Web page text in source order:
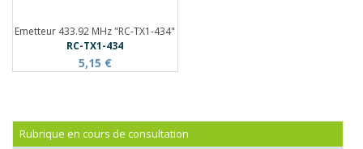
Emetteur 433.92 MHz "RC-TX1-434"
RC-TX1-434
5,15 €
Rubrique en cours de consultation